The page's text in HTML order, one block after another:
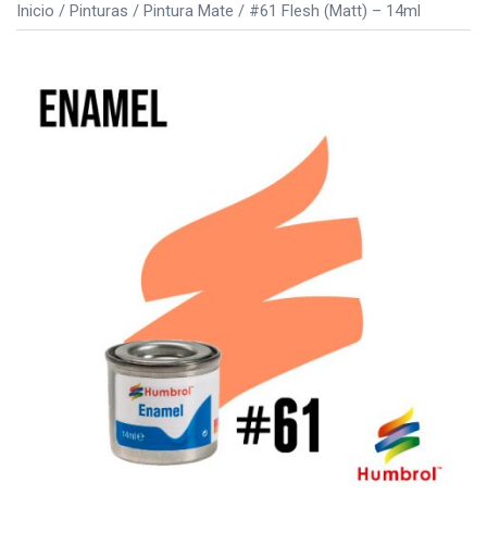
Inicio / Pinturas / Pintura Mate / #61 Flesh (Matt) – 14ml